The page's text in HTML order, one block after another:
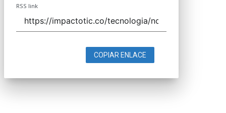
RSS link
COPIAR ENLACE